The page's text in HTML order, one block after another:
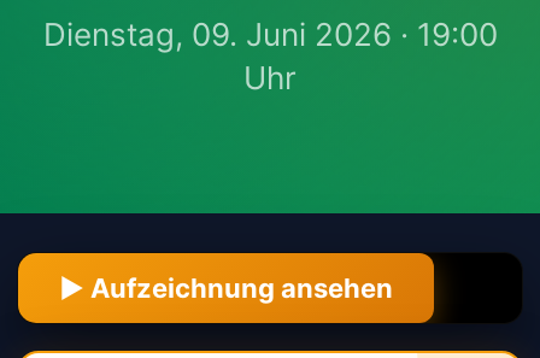
Dienstag, 09. Juni 2026 · 19:00
Uhr
▶️ Aufzeichnung ansehen